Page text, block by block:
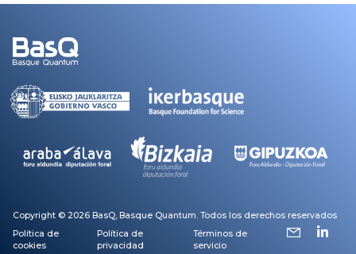
Copyright © 2026 BasQ, Basque Quantum. Todos los derechos reservados
Footer
Política de
cookies
Política de
privacidad
Términos de
servicio